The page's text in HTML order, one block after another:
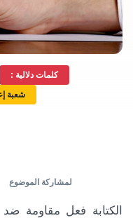
كلمات دلالية :
شعبة
الكتابة فعل مقاومة